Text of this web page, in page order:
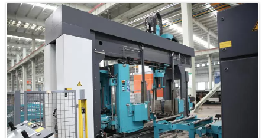
соединительных отверстий на длинных плитах. В то
же время, используя функцию измерения числового
программного управления оборудования, он также
может предоставить измерительный эталон для
последующего процесса обработки деталей
стальных конструкций, то есть маркировки деталей
стальных конструкций для определения положения
сварки и положения распиловки, что является
незаменимым для предприятий по обработке
стальных конструкций. Эффективное
обрабатывающее оборудование.